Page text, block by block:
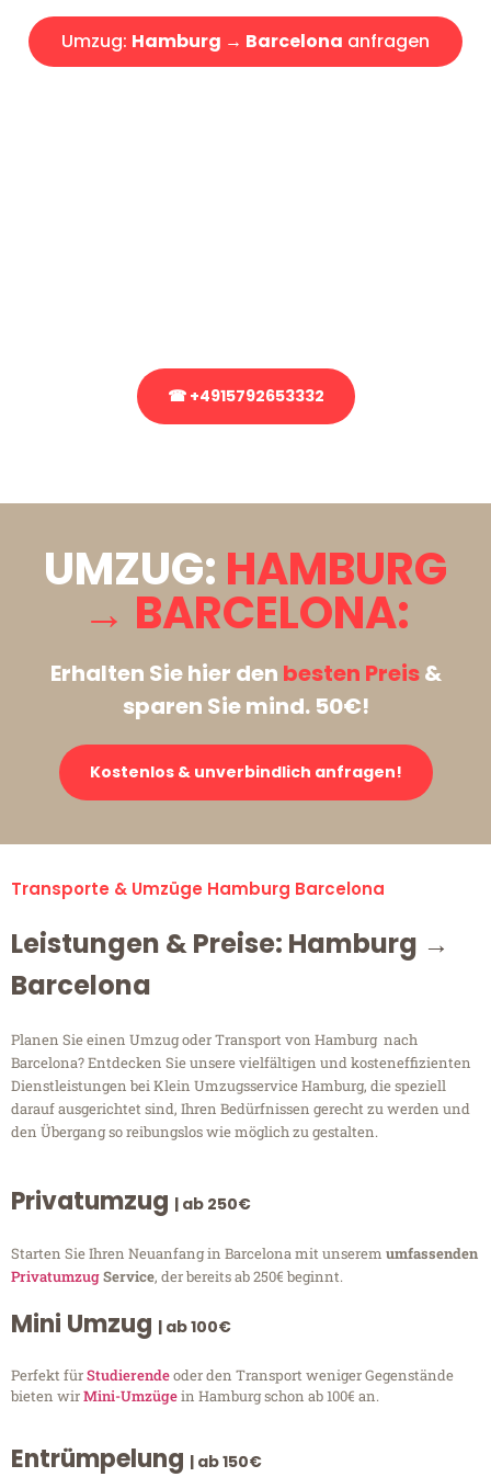
Umzug: Hamburg → Barcelona anfragen
☎ +4915792653332
UMZUG: HAMBURG
→ BARCELONA:
Erhalten Sie hier den besten Preis&
sparen Sie mind. 50€!
Kostenlos & unverbindlich anfragen!
Transporte & Umzüge Hamburg Barcelona
Leistungen & Preise: Hamburg →
Barcelona
Planen Sie einen Umzug oder Transport von Hamburg nach
Barcelona? Entdecken Sie unsere vielfältigen und kosteneffizienten
Dienstleistungen bei Klein Umzugsservice Hamburg, die speziell
darauf ausgerichtet sind, Ihren Bedürfnissen gerecht zu werden und
den Übergang so reibungslos wie möglich zu gestalten.
Privatumzug | ab 250€
Starten Sie Ihren Neuanfang in Barcelona mit unserem umfassenden
PrivatumzugService, der bereits ab 250€ beginnt.
Mini Umzug | ab 100€
Perfekt fürStudierendeoder den Transport weniger Gegenstände
bieten wirMini-Umzügein Hamburg schon ab 100€ an.
Entrümpelung | ab 150€